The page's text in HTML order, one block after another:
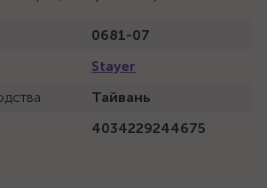
0681-07
Stayer
Тайвань
4034229244675